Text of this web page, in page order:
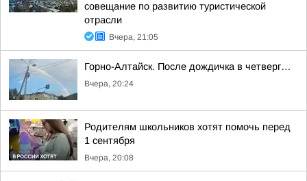
совещание по развитию туристической
отрасли
Вчера, 21:05
Горно-Алтайск. После дождичка в четверг…
Вчера, 20:24
Родителям школьников хотят помочь перед
1 сентября
Вчера, 20:08